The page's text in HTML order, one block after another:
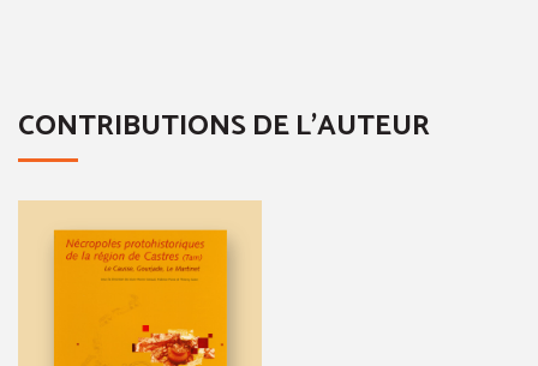
CONTRIBUTIONS DE L'AUTEUR